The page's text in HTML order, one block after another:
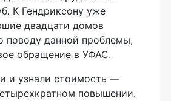
К Гендриксону уже
двадцати домов
поводу данной проблемы,
обращение в УФАС.
и узнали стоимость —
повышении.